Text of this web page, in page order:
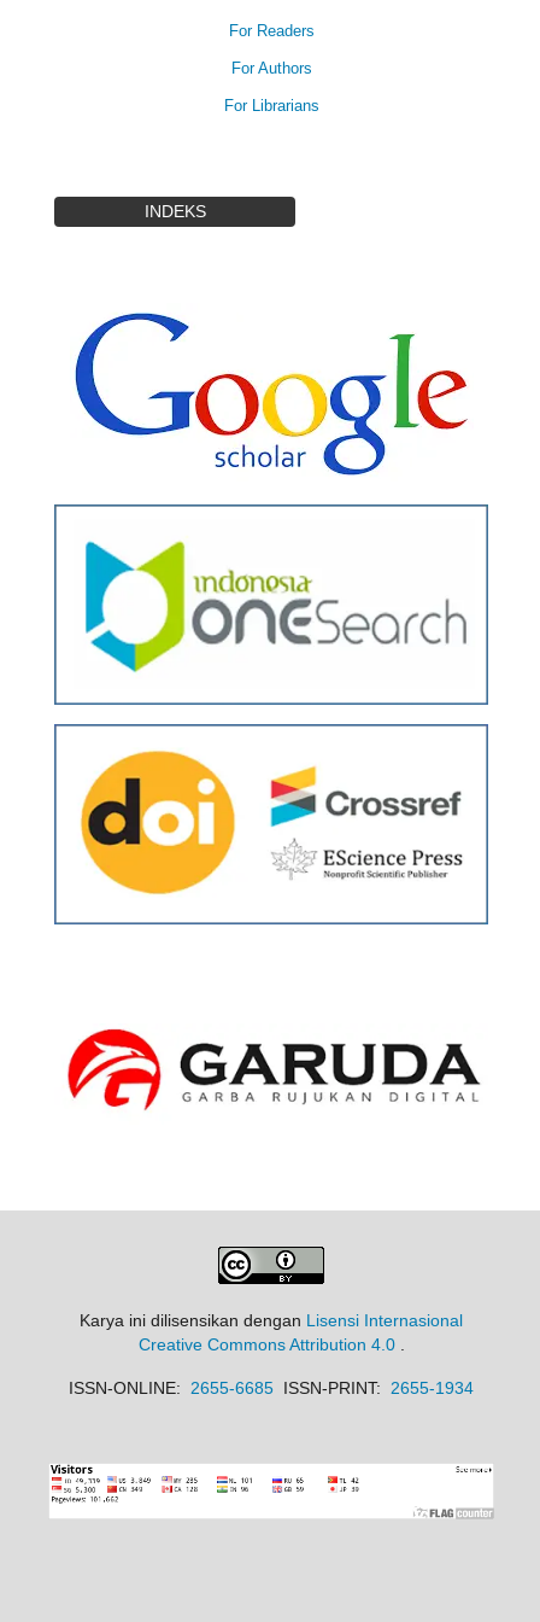
For Readers
For Authors
For Librarians
INDEKS
Karya ini dilisensikan dengan Lisensi Internasional
Creative Commons Attribution 4.0.
ISSN-ONLINE: 2655-6685 ISSN-PRINT: 2655-1934